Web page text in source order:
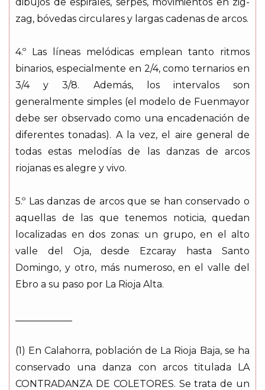
zag, bóvedas circulares y largas cadenas de arcos.
4.º Las líneas melódicas emplean tanto ritmos
binarios, especialmente en 2/4, como ternarios en
3/4 y 3/8. Además, los intervalos son
generalmente simples (el modelo de Fuenmayor
debe ser observado como una encadenación de
diferentes tonadas). A la vez, el aire general de
todas estas melodías de las danzas de arcos
riojanas es alegre y vivo.
5.º Las danzas de arcos que se han conservado o
aquellas de las que tenemos noticia, quedan
localizadas en dos zonas: un grupo, en el alto
valle del Oja, desde Ezcaray hasta Santo
Domingo, y otro, más numeroso, en el valle del
Ebro a su paso por La Rioja Alta.
(1) En Calahorra, población de La Rioja Baja, se ha
conservado una danza con arcos titulada LA
CONTRADANZA DE COLETORES. Se trata de un